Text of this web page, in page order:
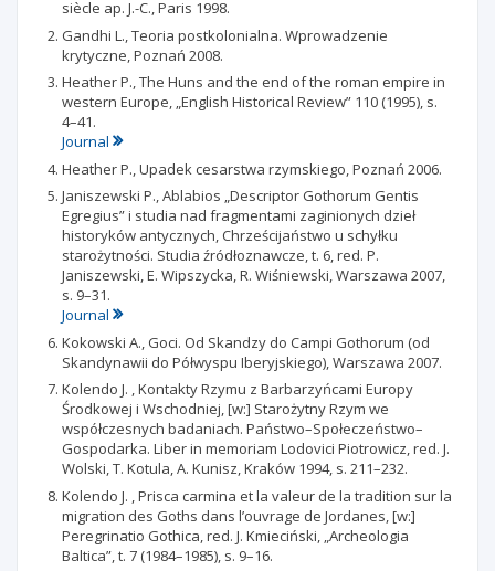
siècle ap. J.-C., Paris 1998.
Gandhi L., Teoria postkolonialna. Wprowadzenie
krytyczne, Poznań 2008.
Heather P., The Huns and the end of the roman empire in
western Europe, „English Historical Review” 110 (1995), s.
4–41.
Journal
Heather P., Upadek cesarstwa rzymskiego, Poznań 2006.
Janiszewski P., Ablabios „Descriptor Gothorum Gentis
Egregius” i studia nad fragmentami zaginionych dzieł
historyków antycznych, Chrześcijaństwo u schyłku
starożytności. Studia źródłoznawcze, t. 6, red. P.
Janiszewski, E. Wipszycka, R. Wiśniewski, Warszawa 2007,
s. 9–31.
Journal
Kokowski A., Goci. Od Skandzy do Campi Gothorum (od
Skandynawii do Półwyspu Iberyjskiego), Warszawa 2007.
Kolendo J. , Kontakty Rzymu z Barbarzyńcami Europy
Środkowej i Wschodniej, [w:] Starożytny Rzym we
współczesnych badaniach. Państwo–Społeczeństwo–
Gospodarka. Liber in memoriam Lodovici Piotrowicz, red. J.
Wolski, T. Kotula, A. Kunisz, Kraków 1994, s. 211–232.
Kolendo J. , Prisca carmina et la valeur de la tradition sur la
migration des Goths dans l’ouvrage de Jordanes, [w:]
Peregrinatio Gothica, red. J. Kmieciński, „Archeologia
Baltica”, t. 7 (1984–1985), s. 9–16.